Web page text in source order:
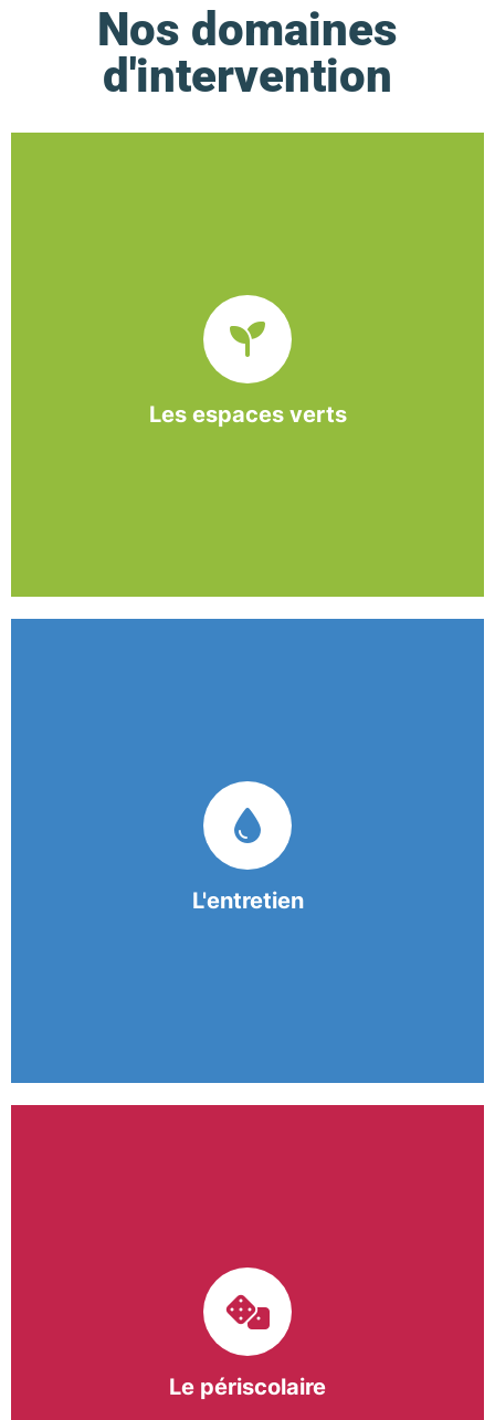
Nos domaines
d'intervention
Les espaces verts
paysager, l’association BASE propose et réalise
des interventions à la demande des entreprises et
collectivités locales.
L'entretien
garantissent une prestation de nettoyage de
qualité.
Le périscolaire
bergeracois. A travers les Temps d’Activités
Périscolaires (TAP) et les Pauses Méridiennes, nous
apportons une réponse adaptée et individualisée